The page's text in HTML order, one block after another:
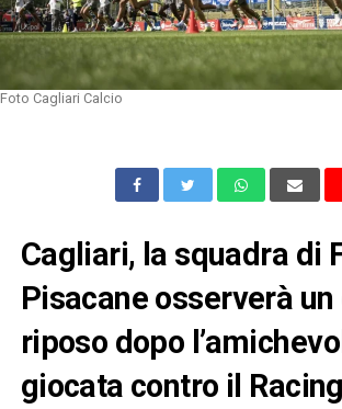
Foto Cagliari Calcio
Cagliari, la squadra di
Pisacane osserverà
riposo dopo
giocata contro il